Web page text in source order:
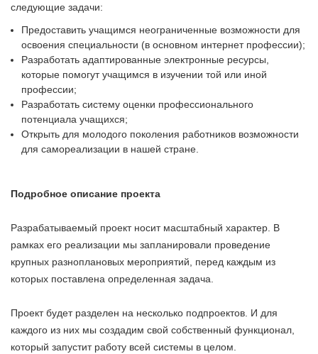
следующие задачи:
Предоставить учащимся неограниченные возможности для
освоения специальности (в основном интернет профессии);
Разработать адаптированные электронные ресурсы,
которые помогут учащимся в изучении той или иной
профессии;
Разработать систему оценки профессионального
потенциала учащихся;
Открыть для молодого поколения работников возможности
для самореализации в нашей стране.
Подробное описание проекта
Разрабатываемый проект носит масштабный характер. В
рамках его реализации мы запланировали проведение
крупных разноплановых мероприятий, перед каждым из
которых поставлена определенная задача.
Проект будет разделен на несколько подпроектов. И для
каждого из них мы создадим свой собственный функционал,
который запустит работу всей системы в целом.